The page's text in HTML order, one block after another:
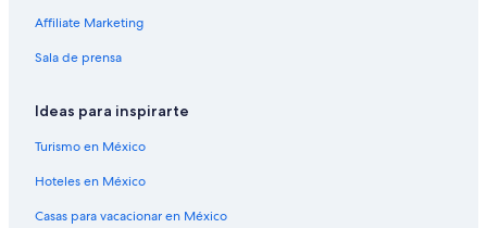
n
d
a
i
t
L
i
a
T
h
i
Affiliate Marketing
Sala de prensa
Ideas para inspirarte
Turismo en México
Hoteles en México
Casas para vacacionar en México